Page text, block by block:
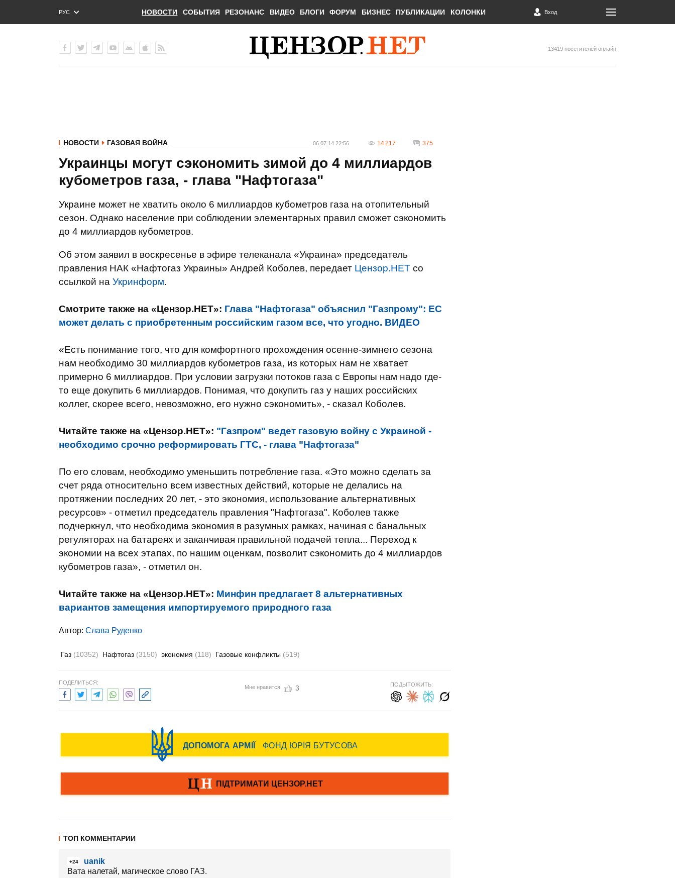
РУС
ENG
НОВОСТИ СОБЫТИЯ РЕЗОНАНС ВИДЕО БЛОГИ ФОРУМ БИЗНЕС ПУБЛИКАЦИИ КОЛОНКИ Вход
13419 посетителей онлайн
НОВОСТИ ГАЗОВАЯ ВОЙНА 06.07.14 22:56 14 217 375
Украинцы могут сэкономить зимой до 4 миллиардов
кубометров газа, - глава "Нафтогаза"
Украине может не хватить около 6 миллиардов кубометров газа на отопительный
сезон. Однако население при соблюдении элементарных правил сможет сэкономить
до 4 миллиардов кубометров.
Об этом заявил в воскресенье в эфире телеканала «Украина» председатель
правления НАК «Нафтогаз Украины» Андрей Коболев, передает Цензор.НЕТ со
ссылкой на Укринформ.
Смотрите также на «Цензор.НЕТ»: Глава "Нафтогаза" объяснил "Газпрому": ЕС
может делать с приобретенным российским газом все, что угодно. ВИДЕО
«Есть понимание того, что для комфортного прохождения осенне-зимнего сезона
нам необходимо 30 миллиардов кубометров газа, из которых нам не хватает
примерно 6 миллиардов. При условии загрузки потоков газа с Европы нам надо где-
то еще докупить 6 миллиардов. Понимая, что докупить газ у наших российских
коллег, скорее всего, невозможно, его нужно сэкономить», - сказал Коболев.
Читайте также на «Цензор.НЕТ»: "Газпром" ведет газовую войну с Украиной -
необходимо срочно реформировать ГТС, - глава "Нафтогаза"
По его словам, необходимо уменьшить потребление газа. «Это можно сделать за
счет ряда относительно всем известных действий, которые не делались на
протяжении последних 20 лет, - это экономия, использование альтернативных
ресурсов» - отметил председатель правления "Нафтогаза". Коболев также
подчеркнул, что необходима экономия в разумных рамках, начиная с банальных
регуляторах на батареях и заканчивая правильной подачей тепла... Переход к
экономии на всех этапах, по нашим оценкам, позволит сэкономить до 4 миллиардов
кубометров газа», - отметил он.
Читайте также на «Цензор.НЕТ»: Минфин предлагает 8 альтернативных
вариантов замещения импортируемого природного газа
Автор: Слава Руденко
Газ (10352) Нафтогаз (3150) экономия (118) Газовые конфликты (519)
ПОДЕЛИТЬСЯ:
Мне нравится 3 ПОДЫТОЖИТЬ:
ТОП КОММЕНТАРИИ
+24
uanik
Вата налетай, магическое слово ГАЗ.